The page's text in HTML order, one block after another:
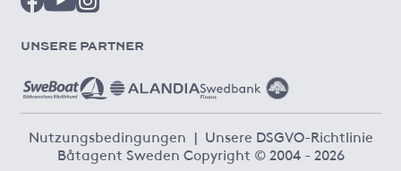
UNSERE PARTNER
Nutzungsbedingungen | Unsere DSGVO-Richtlinie
Båtagent Sweden Copyright © 2004 - 2026